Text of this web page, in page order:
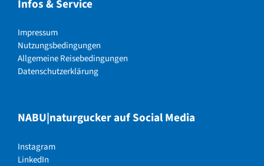
Infos & Service
Impressum
Nutzungsbedingungen
Allgemeine Reisebedingungen
Datenschutzerklärung
NABU|naturgucker auf Social Media
Instagram
LinkedIn